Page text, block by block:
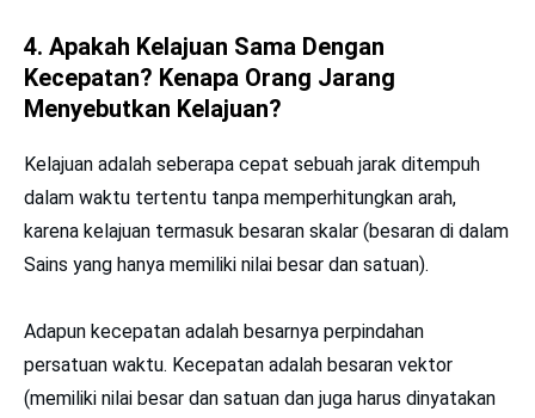
4. Apakah Kelajuan Sama Dengan
Kecepatan? Kenapa Orang Jarang
Menyebutkan Kelajuan?
Kelajuan adalah seberapa cepat sebuah jarak ditempuh
dalam waktu tertentu tanpa memperhitungkan arah,
karena kelajuan termasuk besaran skalar (besaran di dalam
Sains yang hanya memiliki nilai besar dan satuan).
Adapun kecepatan adalah besarnya perpindahan
persatuan waktu. Kecepatan adalah besaran vektor
(memiliki nilai besar dan satuan dan juga harus dinyatakan